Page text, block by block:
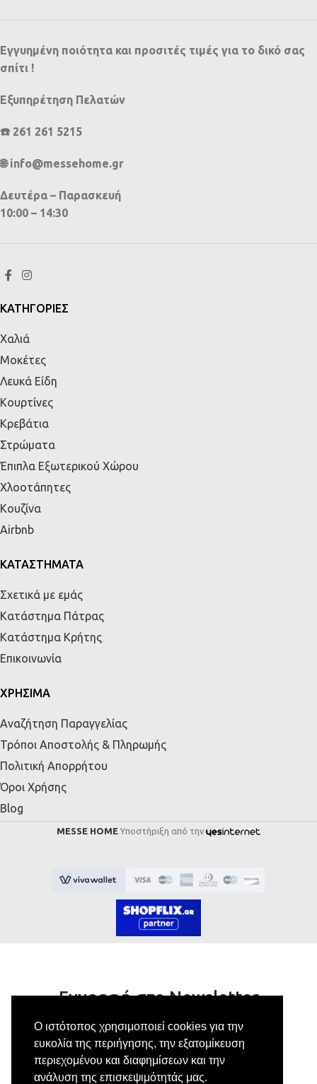
Ο ιστότοπος χρησιμοποιεί cookies για την
ευκολία της περιήγησης, την εξατομίκευση
περιεχομένου και διαφημίσεων και την
ανάλυση της επισκεψιμότητάς μας.
Εγγυημένη ποιότητα και προσιτές τιμές για το δικό σας
σπίτι !
Εξυπηρέτηση Πελατών
☎️ 261 261 5215
🌐 info@messehome.gr
Δευτέρα – Παρασκευή
10:00 – 14:30
ΚΑΤΗΓΟΡΙΕΣ
Χαλιά
Μοκέτες
Λευκά Είδη
Κουρτίνες
Κρεβάτια
Στρώματα
Έπιπλα Εξωτερικού Χώρου
Χλοοτάπητες
Κουζίνα
Airbnb
ΚΑΤΑΣΤΗΜΑΤΑ
Σχετικά με εμάς
Κατάστημα Πάτρας
Κατάστημα Κρήτης
Επικοινωνία
ΧΡΗΣΙΜΑ
Αναζήτηση Παραγγελίας
Τρόποι Αποστολής & Πληρωμής
Πολιτική Απορρήτου
Όροι Χρήσης
Blog
MESSE HOME Υποστήριξη από την
Εγγραφή στο Newsletter
Κάνε εγγραφή στο newsletter μας για να
λαμβάνεις αποκλειστικές προσφορές.